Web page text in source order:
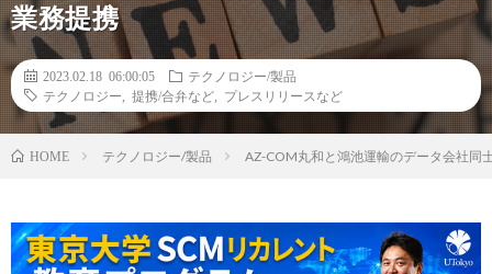
業務提携
2023.02.18 06:00:05
テクノロジー/製品
テクノロジー
提携/合弁など プレスリリースなど
HOME テクノロジー/製品 AZ-COM丸和と鴻池運輸のデータ会社同